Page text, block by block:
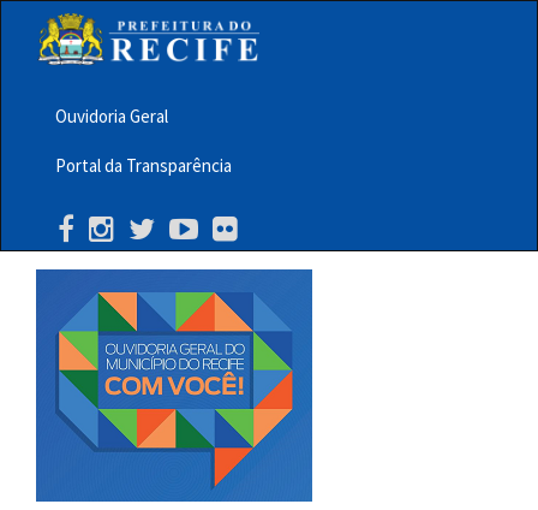
principalMenu
Barra
Topo
PCR
Ouvidoria Geral
Portal da Transparência